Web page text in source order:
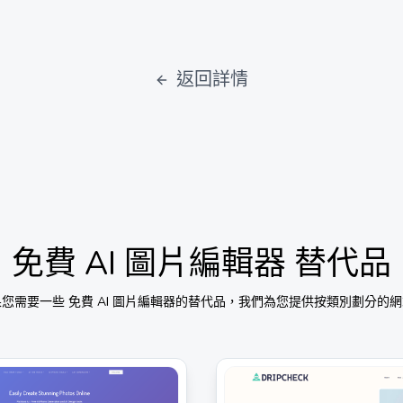
返回詳情
免費 AI 圖片編輯器 替代品
需要一些 免費 AI 圖片編輯器的替代品，我們為您提供按類別劃分的